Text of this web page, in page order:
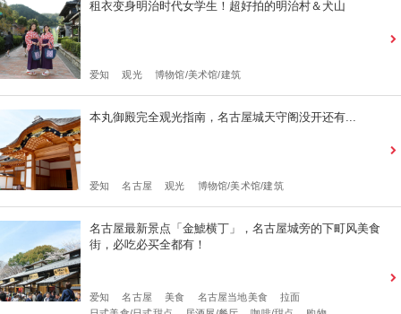
租衣变身明治时代女学生！超好拍的明治村＆犬山
爱知 观光 博物馆/美术馆/建筑
本丸御殿完全观光指南，名古屋城天守阁没开还有...
爱知 名古屋 观光 博物馆/美术馆/建筑
名古屋最新景点「金鯱横丁」，名古屋城旁的下町风美食
街，必吃必买全都有！
爱知 名古屋 美食 名古屋当地美食
拉面